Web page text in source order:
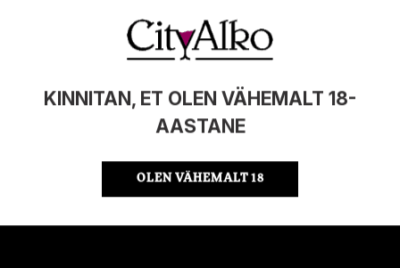
KINNITAN, ET OLEN VÄHEMALT 18-
AASTANE
OLEN VÄHEMALT 18
9.97 €/KG
4742883013567